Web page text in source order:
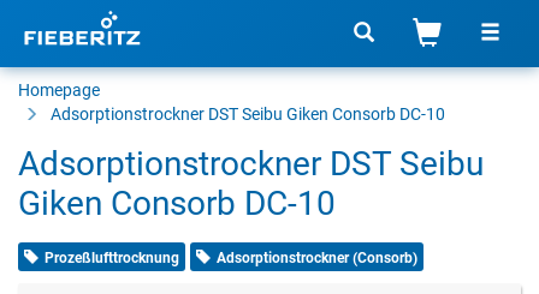
Homepage
Adsorptionstrockner DST Seibu Giken Consorb DC-10
Adsorptionstrockner DST Seibu
Giken Consorb DC-10
Prozeßlufttrocknung Adsorptionstrockner (Consorb)